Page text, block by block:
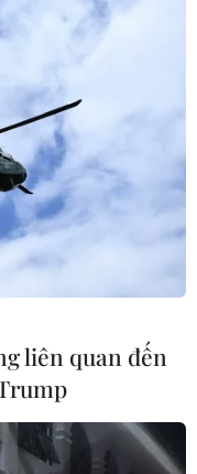
liên quan đến